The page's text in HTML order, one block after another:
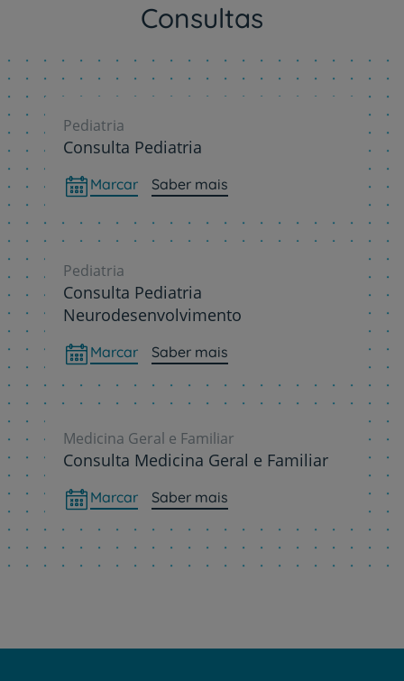
Consultas
Pediatria
Consulta Pediatria
Marcar Saber mais
Pediatria
Consulta Pediatria
Neurodesenvolvimento
Marcar Saber mais
Medicina Geral e Familiar
Consulta Medicina Geral e Familiar
Marcar Saber mais